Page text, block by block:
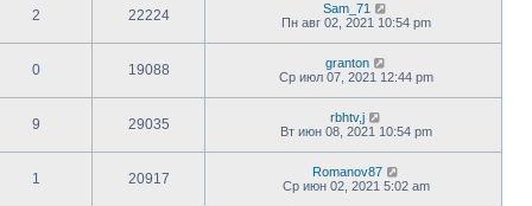
2 22224
Sam_71
Пн авг 02, 2021 10:54 pm
0 19088
granton
Ср июл 07, 2021 12:44 pm
9 29035
rbhtv,j
Вт июн 08, 2021 10:54 pm
1 20917
Romanov87
Ср июн 02, 2021 5:02 am